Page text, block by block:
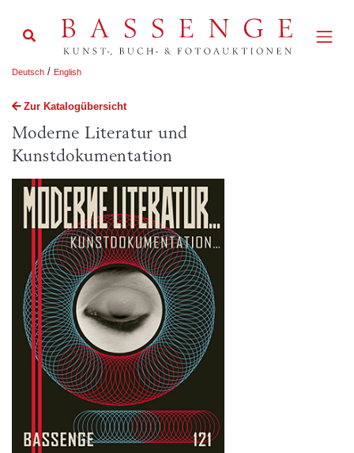
Deutsch / English
Zur Katalogübersicht
Moderne Literatur und
Kunstdokumentation